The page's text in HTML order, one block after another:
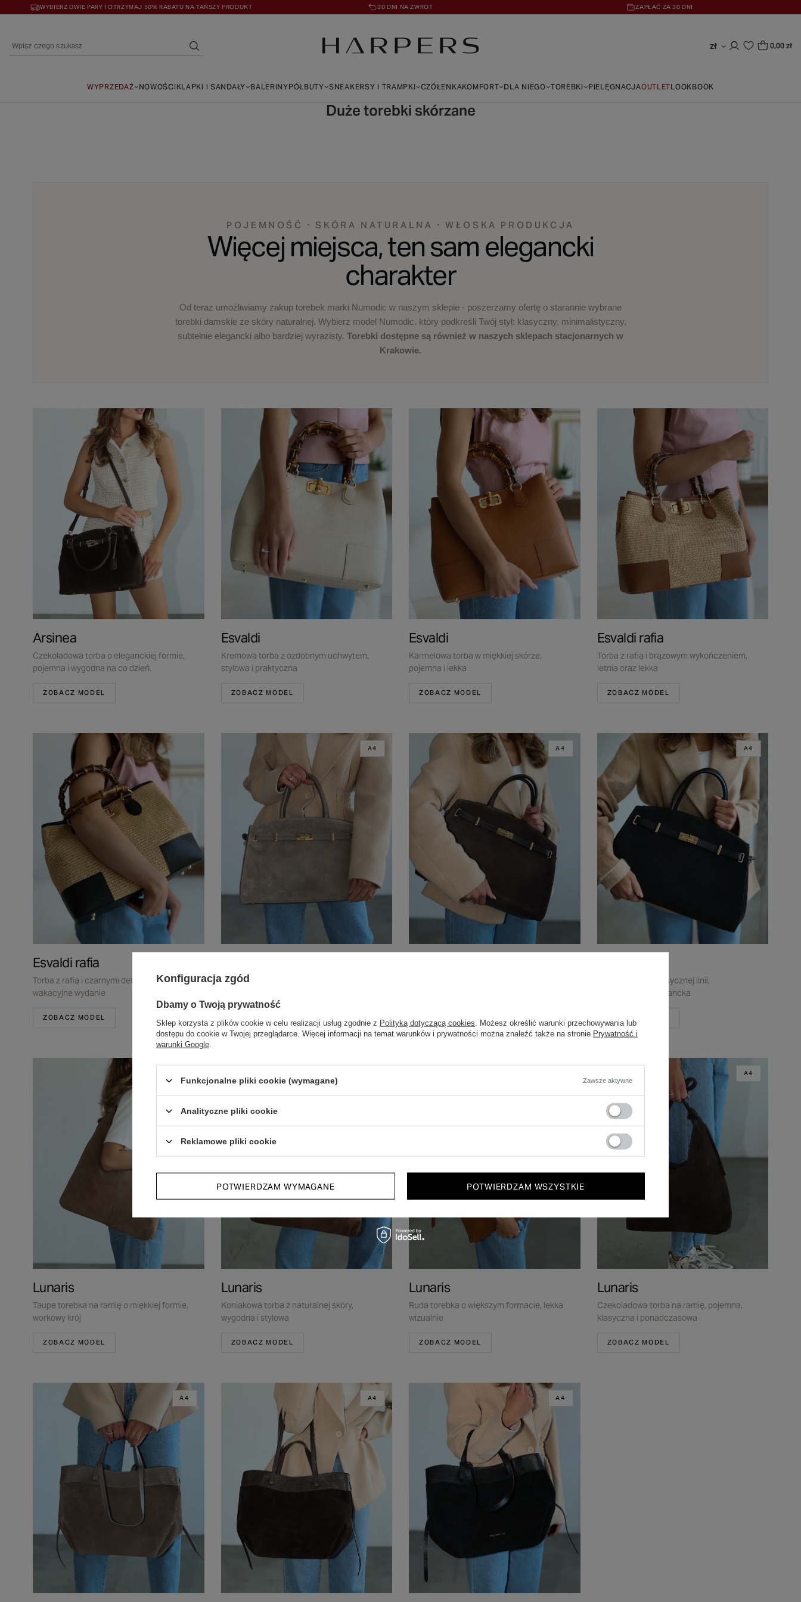
WYBIERZ DWIE PARY I OTRZYMAJ 50% RABATU NA TAŃSZY PRODUKT 30 DNI NA ZWROT ZAPŁAĆ ZA 30 DNI
zł 0,00 zł
WYPRZEDAŻ NOWOŚCI KLAPKI I SANDAŁY BALERINYPÓŁBUTY SNEAKERSY I TRAMPKI CZÓŁENKAKOMFORT DLA NIEGO TOREBKI PIELĘGNACJAOUTLETLOOKBOOK
Duże torebki skórzane
POJEMNOŚĆ · SKÓRA NATURALNA · WŁOSKA PRODUKCJA
Więcej miejsca, ten sam elegancki
charakter
Od teraz umożliwiamy zakup torebek marki Numodic w naszym sklepie - poszerzamy ofertę o starannie wybrane
torebki damskie ze skóry naturalnej. Wybierz model Numodic, który podkreśli Twój styl: klasyczny, minimalistyczny,
subtelnie elegancki albo bardziej wyrazisty. Torebki dostępne są również w naszych sklepach stacjonarnych w
Krakowie.
Arsinea
Czekoladowa torba o eleganckiej formie,
pojemna i wygodna na co dzień.
ZOBACZ MODEL
Esvaldi
Kremowa torba z ozdobnym uchwytem,
stylowa i praktyczna
ZOBACZ MODEL
Esvaldi
Karmelowa torba w miękkiej skórze,
pojemna i lekka
ZOBACZ MODEL
Esvaldi rafia
Torba z rafią i brązowym wykończeniem,
letnia oraz lekka
ZOBACZ MODEL
Esvaldi rafia
Torba z rafią i czarnymi detalami,
wakacyjne wydanie
ZOBACZ MODEL
A4
Beżowa torba o eleganckiej formie,
A4 A4
Czarna torba o klasycznej linii,
funkcjonalna i elegancka
Lunaris
Taupe torebka na ramię o miękkiej formie,
workowy krój
ZOBACZ MODEL
Lunaris
Koniakowa torba z naturalnej skóry,
wygodna i stylowa
ZOBACZ MODEL
Lunaris
Ruda torebka o większym formacie, lekka
wizualnie
ZOBACZ MODEL
A4
Lunaris
Czekoladowa torba na ramię, pojemna,
klasyczna i ponadczasowa
ZOBACZ MODEL
A4 A4 A4
Konfiguracja zgód
Dbamy o Twoją prywatność
Sklep korzysta z plików cookie w celu realizacji usług zgodnie z Polityką dotyczącą cookies . Możesz określić warunki przechowywania lub
dostępu do cookie w Twojej przeglądarce. Więcej informacji na temat warunków i prywatności można znaleźć także na stronie Prywatność i
warunki Google
Funkcjonalne pliki cookie (wymagane) Zawsze aktywne
Analityczne pliki cookie
Reklamowe pliki cookie
POTWIERDZAM WYMAGANE POTWIERDZAM WSZYSTKIE